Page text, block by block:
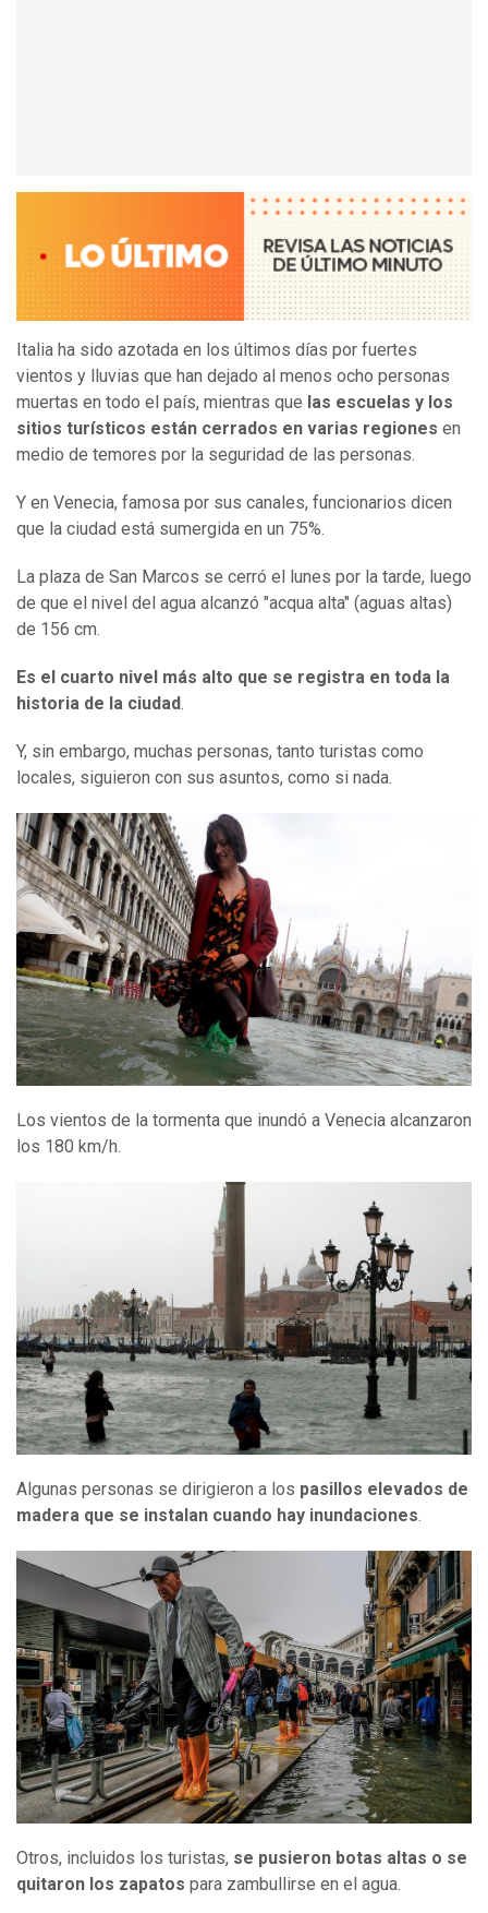
Italia ha sido azotada en los últimos días por fuertes
vientos y lluvias que han dejado al menos ocho personas
muertas en todo el país, mientras que las escuelas y los
sitios turísticos están cerrados en varias regiones en
medio de temores por la seguridad de las personas.
Y en Venecia, famosa por sus canales, funcionarios dicen
que la ciudad está sumergida en un 75%.
La plaza de San Marcos se cerró el lunes por la tarde, luego
de que el nivel del agua alcanzó "acqua alta" (aguas altas)
de 156 cm.
Es el cuarto nivel más alto que se registra en toda la
historia de la ciudad.
Y, sin embargo, muchas personas, tanto turistas como
locales, siguieron con sus asuntos, como si nada.
Los vientos de la tormenta que inundó a Venecia alcanzaron
los 180 km/h.
Algunas personas se dirigieron a los pasillos elevados de
madera que se instalan cuando hay inundaciones.
Otros, incluidos los turistas, se pusieron botas altas o se
quitaron los zapatos para zambullirse en el agua.